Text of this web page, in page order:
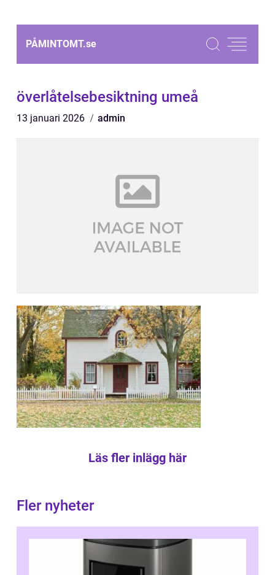
PÅMINTOMT.se
överlåtelsebesiktning umeå
13 januari 2026 admin
Läs fler inlägg här
Fler nyheter